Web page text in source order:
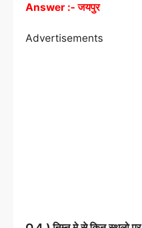
Answer :- जयपुर
Advertisements